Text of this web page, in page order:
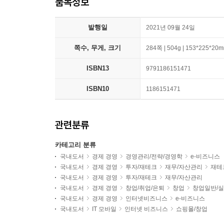
발행일 2021년 09월 24일
쪽수, 무게, 크기 284쪽 | 504g |
ISBN13 9791186151471
ISBN10 1186151471
관련분류
카테고리 분류
국내도서 경제 경영 경영관리/전략/경영학
e-비즈니스
국내도서
경제 경영 투자/재테크 재무/자산관리
재테
국내도서
경제 경영 투자/재테크
재무/자산관리
국내도서
경제 경영 창업/취업/은퇴 창업
창업일반/
국내도서
경제 경영 인터넷비즈니스
e-비즈니스
국내도서
IT 모바일 인터넷 비즈니스 쇼핑몰/창업